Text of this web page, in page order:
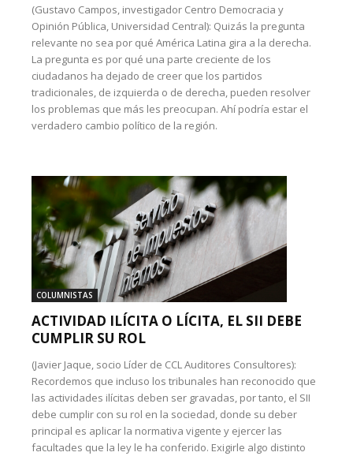
(Gustavo Campos, investigador Centro Democracia y
Opinión Pública, Universidad Central): Quizás la pregunta
relevante no sea por qué América Latina gira a la derecha.
La pregunta es por qué una parte creciente de los
ciudadanos ha dejado de creer que los partidos
tradicionales, de izquierda o de derecha, pueden resolver
los problemas que más les preocupan. Ahí podría estar el
verdadero cambio político de la región.
COLUMNISTAS
ACTIVIDAD ILÍCITA O LÍCITA, EL SII DEBE
CUMPLIR SU ROL
(Javier Jaque, socio Líder de CCL Auditores Consultores):
Recordemos que incluso los tribunales han reconocido que
las actividades ilícitas deben ser gravadas, por tanto, el SII
debe cumplir con su rol en la sociedad, donde su deber
principal es aplicar la normativa vigente y ejercer las
facultades que la ley le ha conferido. Exigirle algo distinto